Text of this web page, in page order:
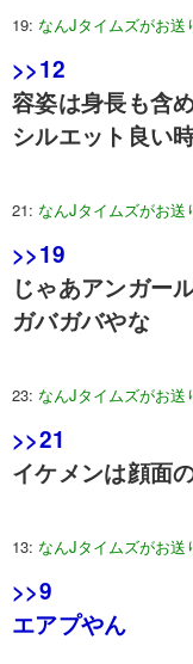
19: なんJタイムズがお送
>>12
容姿は身長も含
シルエット良い
21: なんJタイムズがお送
>>19
じゃあアンガー
ガバガバやな
23: なんJタイムズがお送
>>21
イケメンは顔面
13: なんJタイムズがお送
>>9
エアプやん